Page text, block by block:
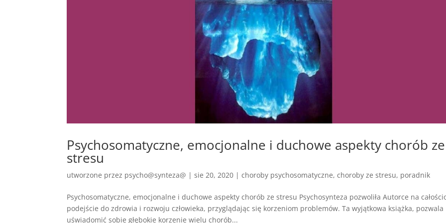
Psychosomatyczne, emocjonalne i duchowe aspekty chorób ze
stresu
utworzone przez psycho@synteza@ |sie 20, 2020 |choroby psychosomatyczne,choroby ze stresu, poradnik
Psychosomatyczne, emocjonalne i duchowe aspekty chorób ze stresu Psychosynteza pozwoliła Autorce na
podejście do zdrowia i rozwoju człowieka, przyglądając się korzeniom problemów. Ta wyjątkowa książka, pozwala
uświadomić sobie głębokie korzenie wielu chorób...